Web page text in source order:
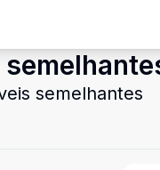
semelhantes